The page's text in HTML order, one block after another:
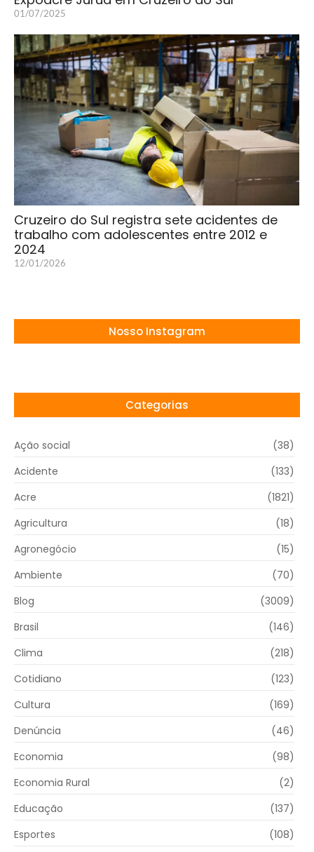
01/07/2025
Cruzeiro do Sul registra sete acidentes de
trabalho com adolescentes entre 2012 e
2024
12/01/2026
Nosso Instagram
Categorias
Ação social
(38)
Acidente
(133)
Acre
(1821)
Agricultura
(18)
Agronegócio
(15)
Ambiente
(70)
Blog
(3009)
Brasil
(146)
Clima
(218)
Cotidiano
(123)
Cultura
(169)
Denúncia
(46)
Economia
(98)
Economia Rural
(2)
Educação
(137)
Esportes
(108)